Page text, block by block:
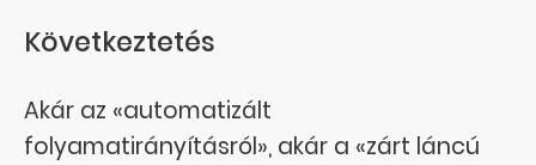
Következtetés
Akár az «automatizált
folyamatirányításról», akár a «zárt láncú